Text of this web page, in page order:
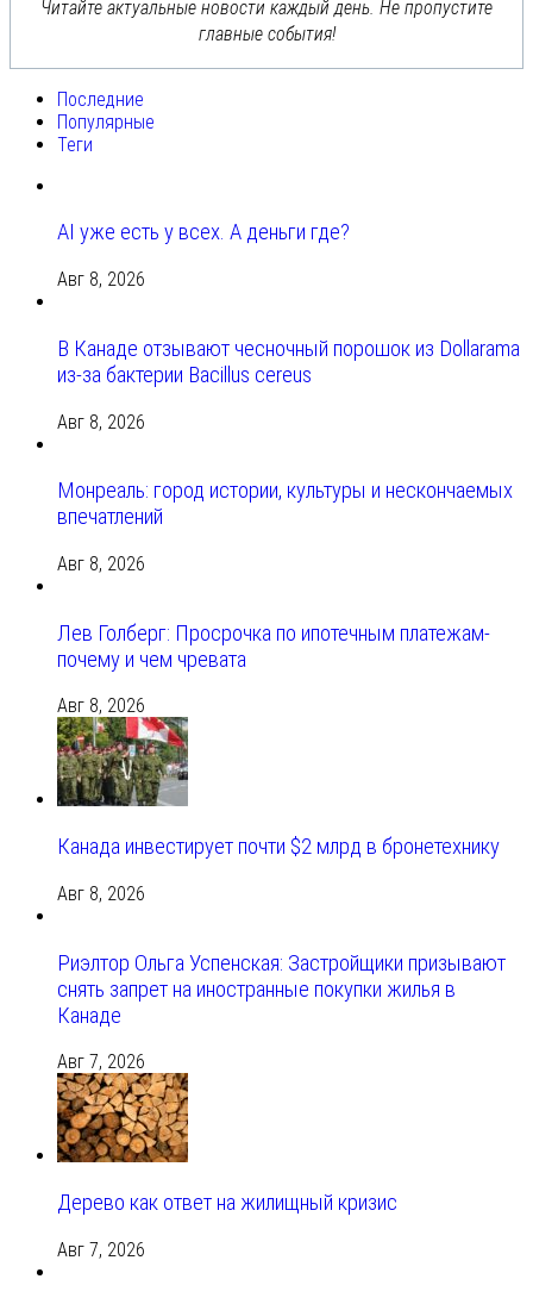
Читайте актуальные новости каждый день. Не пропустите
главные события!
Последние
Популярные
Теги
AI уже есть у всех. А деньги где?
Авг 8, 2026
В Канаде отзывают чесночный порошок из Dollarama
из-за бактерии Bacillus cereus
Авг 8, 2026
Монреаль: город истории, культуры и нескончаемых
впечатлений
Авг 8, 2026
Лев Голберг: Просрочка по ипотечным платежам-
почему и чем чревата
Авг 8, 2026
Канада инвестирует почти $2 млрд в бронетехнику
Авг 8, 2026
Риэлтор Ольга Успенская: Застройщики призывают
снять запрет на иностранные покупки жилья в
Канаде
Авг 7, 2026
Дерево как ответ на жилищный кризис
Авг 7, 2026